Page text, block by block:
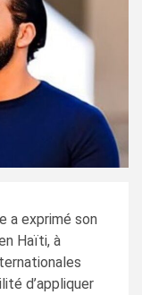
a exprimé son
Haïti, à
d’appliquer